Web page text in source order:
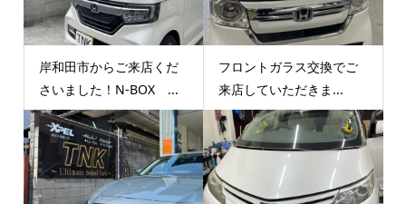
岸和田市からご来店くだ
さいました！N-BOX ...
フロントガラス交換でご
来店していただきま...